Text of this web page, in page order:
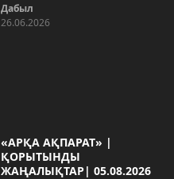
Дабыл
26.06.2026
«АРҚА АҚПАРАТ» |
ҚОРЫТЫНДЫ
ЖАҢАЛЫҚТАР| 05.08.2026